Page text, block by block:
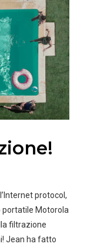
protocol,
portatile Motorola
filtrazione
Jean ha fatto